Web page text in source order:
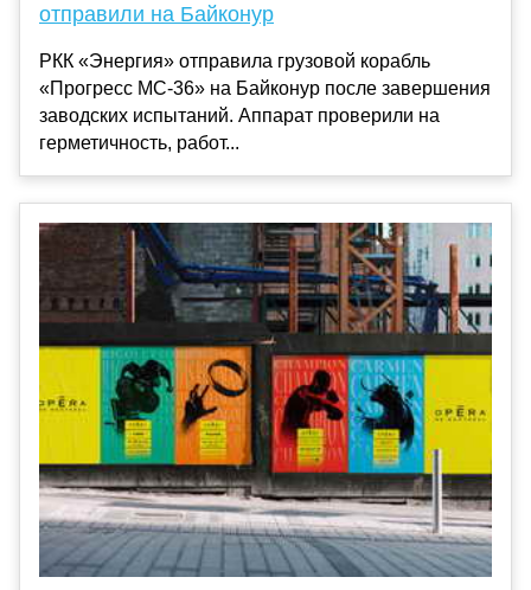
отправили на Байконур
РКК «Энергия» отправила грузовой корабль
«Прогресс МС-36» на Байконур после завершения
заводских испытаний. Аппарат проверили на
герметичность, работ...